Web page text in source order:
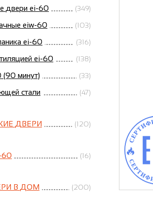
двери ei-60 (349)
eiw-60 (103)
ei-60 (316)
ei-60 (138)
минут) (33)
стали (47)
ДВЕРИ (120)
60 (16)
В ДОМ (200)